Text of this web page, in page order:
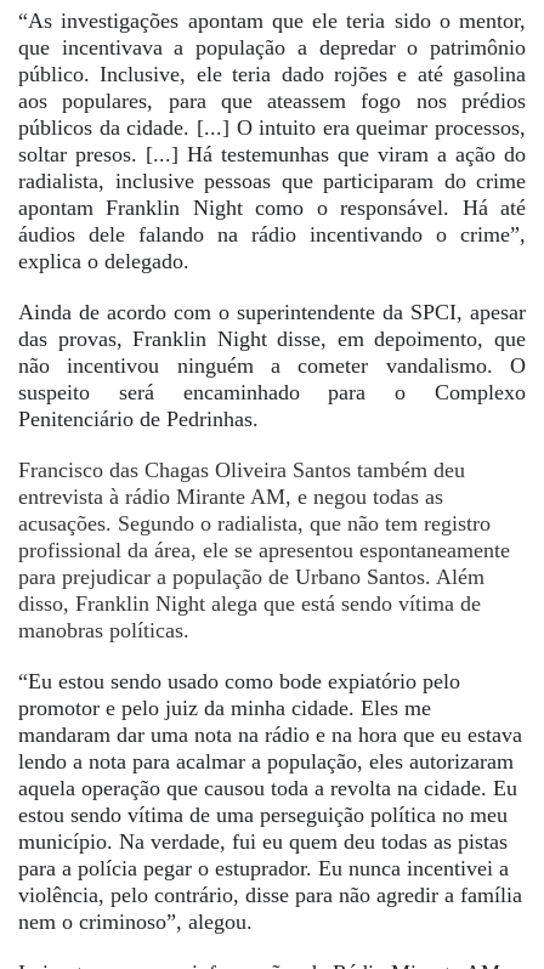
“As investigações apontam que ele teria sido o mentor,
que incentivava a população a depredar o patrimônio
público. Inclusive, ele teria dado rojões e até gasolina
aos populares, para que ateassem fogo nos prédios
públicos da cidade. [...] O intuito era queimar processos,
soltar presos. [...] Há testemunhas que viram a ação do
radialista, inclusive pessoas que participaram do crime
apontam Franklin Night como o responsável. Há até
áudios dele falando na rádio incentivando o crime”,
explica o delegado.
Ainda de acordo com o superintendente da SPCI, apesar
das provas, Franklin Night disse, em depoimento, que
não incentivou ninguém a cometer vandalismo. O
suspeito será encaminhado para o Complexo
Penitenciário de Pedrinhas.
Francisco das Chagas Oliveira Santos também deu
entrevista à rádio Mirante AM, e negou todas as
acusações. Segundo o radialista, que não tem registro
profissional da área, ele se apresentou espontaneamente
para prejudicar a população de Urbano Santos. Além
disso, Franklin Night alega que está sendo vítima de
manobras políticas.
“Eu estou sendo usado como bode expiatório pelo
promotor e pelo juiz da minha cidade. Eles me
mandaram dar uma nota na rádio e na hora que eu estava
lendo a nota para acalmar a população, eles autorizaram
aquela operação que causou toda a revolta na cidade. Eu
estou sendo vítima de uma perseguição política no meu
município. Na verdade, fui eu quem deu todas as pistas
para a polícia pegar o estuprador. Eu nunca incentivei a
violência, pelo contrário, disse para não agredir a família
nem o criminoso”, alegou.